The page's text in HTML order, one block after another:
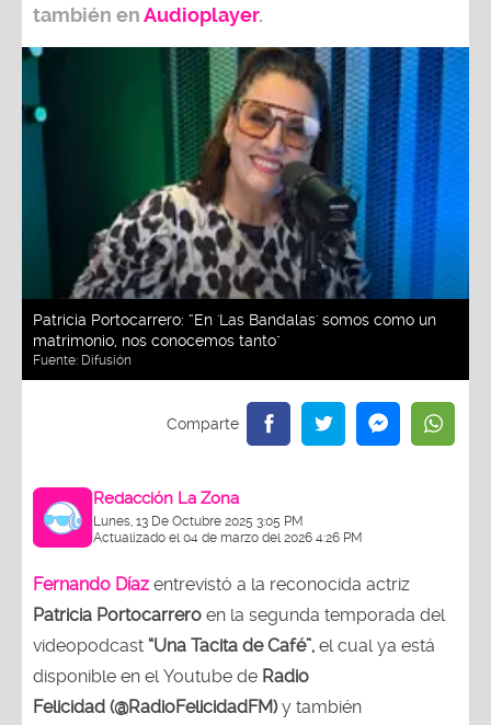
también enAudioplayer.
Patricia Portocarrero: “En 'Las Bandalas' somos como un
matrimonio, nos conocemos tanto"
Fuente: Difusión
Redacción La Zona
Lunes, 13 De Octubre 2025 3:05 PM
Actualizado el 04 de marzo del 2026 4:26 PM
Fernando Díaz entrevistó a la reconocida actriz
Patricia Portocarrero en la segunda temporada del
videopodcast “Una Tacita de Café”, el cual ya está
disponible en el Youtube de Radio
Felicidad (@RadioFelicidadFM)y también